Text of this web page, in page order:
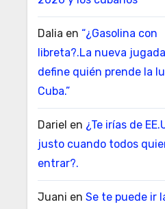
Dalia en “¿Gasolina con
libreta?.La nueva
define quién prende la
Cuba.”
Dariel en ¿Te irías de
justo cuando todos
entrar?.
Juani en Se te puede ir